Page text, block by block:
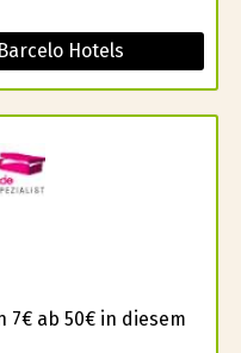
Hotels
7€ ab 50€ in diesem